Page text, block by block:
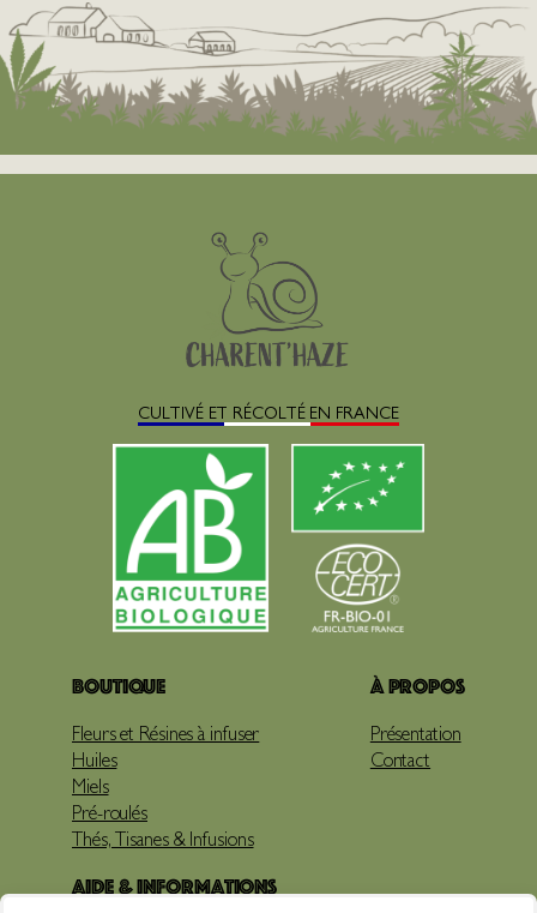
CULTIVÉ ET RÉCOLTÉ EN FRANCE
Boutique
Fleurs et Résines à infuser
Huiles
Miels
Pré-roulés
Thés, Tisanes & Infusions
À propos
Présentation
Contact
Aide & Informations